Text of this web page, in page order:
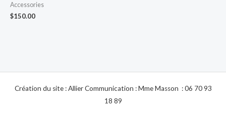
Accessories
$150.00
Création du site : Allier Communication : Mme Masson : 06 70 93
18 89